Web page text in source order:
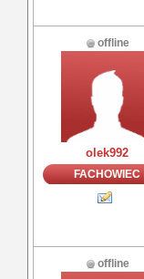
offline
olek992
FACHOWIEC
offline